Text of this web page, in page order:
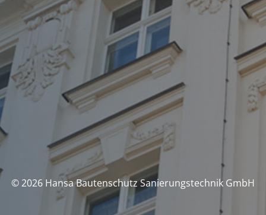
© 2026 Hansa Bautenschutz Sanierungstechnik GmbH